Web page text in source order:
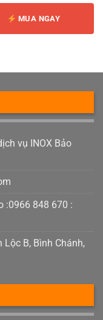
MUA NGAY
vụ INOX Bảo
:0966 848 670 :
B, Bình Chánh,